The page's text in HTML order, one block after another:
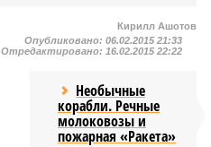
Кирилл Ашотов
Опубликовано: 06.02.2015 21:33
Отредактировано: 16.02.2015 22:22
Необычные
корабли. Речные
молоковозы и
пожарная «Ракета»